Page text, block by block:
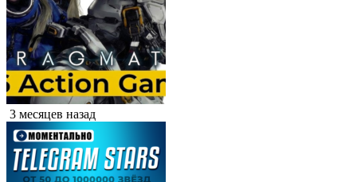
3 месяцев назад